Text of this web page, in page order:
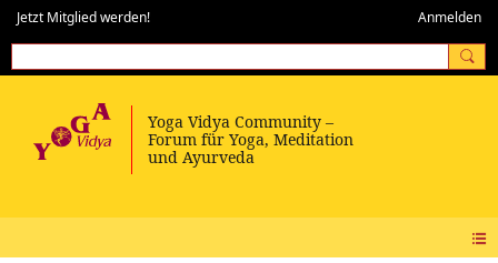
Jetzt Mitglied werden! Anmelden